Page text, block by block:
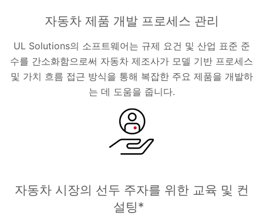
자동차 제품 개발 프로세스 관리
UL Solutions의 소프트웨어는 규제 요건 및 산업 표준 준
수를 간소화함으로써 자동차 제조사가 모델 기반 프로세스
및 가치 흐름 접근 방식을 통해 복잡한 주요 제품을 개발하
는 데 도움을 줍니다.
자동차 시장의 선두 주자를 위한 교육 및 컨
설팅*